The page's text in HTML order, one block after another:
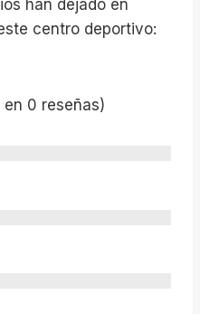
han dejado en
centro deportivo:
0 reseñas)